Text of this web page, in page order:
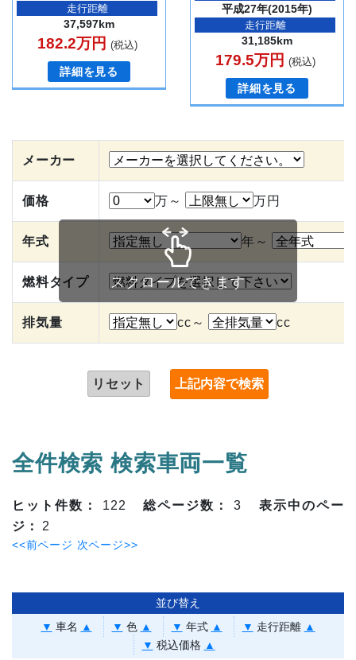
走行距離
37,597km
182.2万円 (税込)
詳細を見る
平成27年(2015年)
走行距離
31,185km
179.5万円 (税込)
詳細を見る
メーカー
価格 万～ 万円
年式 年～
燃料タイプ
排気量 cc～ cc
スクロールできます
リセット
全件検索 検索車両一覧
ヒット件数： 122 総ページ数： 3
表示中のペー
ジ：
2
<<前ページ 次ページ>>
並び替え
▼ 車名 ▲ ▼ 色 ▲ ▼ 年式 ▲ ▼ 走行距離 ▲
▼ 税込価格 ▲